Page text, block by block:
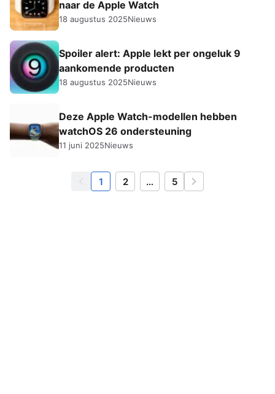
naar de Apple Watch
18 augustus 2025Nieuws
Spoiler alert: Apple lekt per ongeluk 9
aankomende producten
18 augustus 2025Nieuws
Deze Apple Watch-modellen hebben
watchOS 26 ondersteuning
11 juni 2025Nieuws
Vorige
1 2 … 5 Volgende